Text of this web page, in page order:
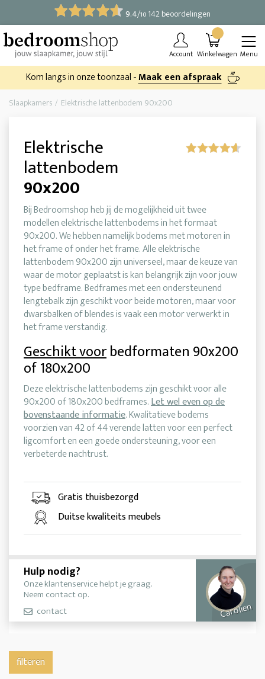
9.4/10 142 beoordelingen
Account Winkelwagen Menu
Kom langs in onze toonzaal -Maak een afspraak
Slaapkamers Elektrische lattenbodem 90x200
Elektrische
lattenbodem
90x200
Bij Bedroomshop heb jij de mogelijkheid uit twee
modellen elektrische lattenbodems in het formaat
90x200. We hebben namelijk bodems met motoren in
het frame of onder het frame. Alle elektrische
lattenbodem 90x200 zijn universeel, maar de keuze van
waar de motor geplaatst is kan belangrijk zijn voor jouw
type bedframe. Bedframes met een ondersteunend
lengtebalk zijn geschikt voor beide motoren, maar voor
dwarsbalken of blendes is vaak een motor verwerkt in
het frame verstandig.
Geschikt voorbedformaten 90x200
of 180x200
Deze elektrische lattenbodems zijn geschikt voor alle
90x200 of 180x200 bedframes.Let wel even op de
bovenstaande informatie. Kwalitatieve bodems
voorzien van 42 of 44 verende latten voor een perfect
ligcomfort en een goede ondersteuning, voor een
verbeterde nachtrust.
Gratis thuisbezorgd
Duitse kwaliteits meubels
Hulp nodig?
Onze klantenservice helpt je graag.
Neem contact op.
contact
Carolien
filteren